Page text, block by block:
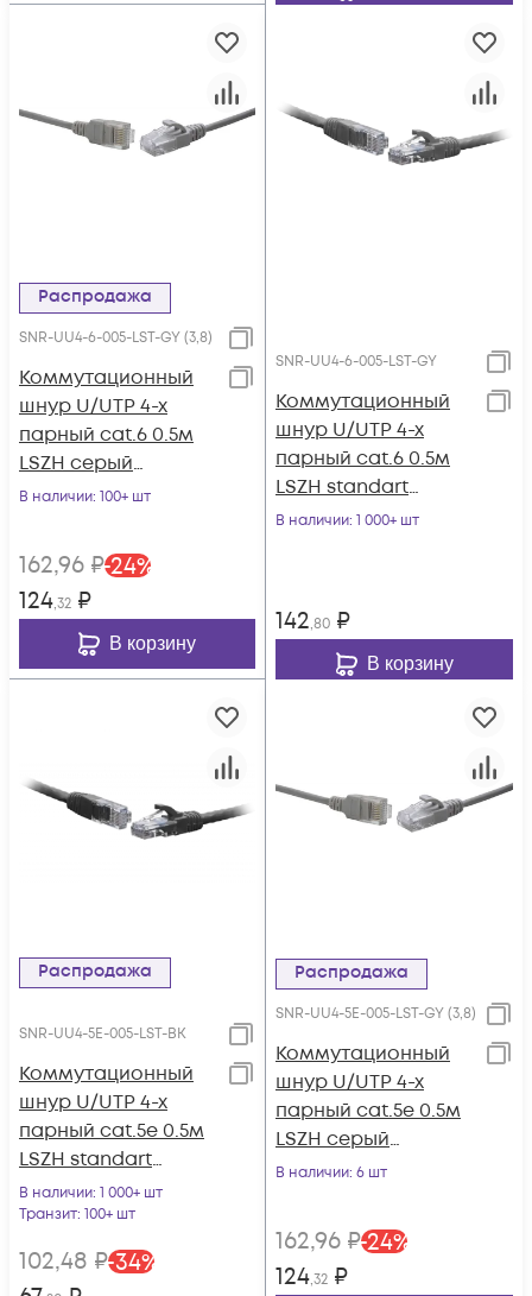
Распродажа
SNR-UU4-6-005-LST-GY (3,8)
Коммутационный
шнур U/UTP 4-х
парный cat.6 0.5м
LSZH серый
(диаметр 3,8 мм)
В наличии: 100+ шт
162,96 ₽-24%
124,32 ₽
В корзину
SNR-UU4-6-005-LST-GY
Коммутационный
шнур U/UTP 4-х
парный cat.6 0.5м
LSZH standart
серый
В наличии: 1 000+ шт
142,80 ₽
В корзину
Распродажа
SNR-UU4-5E-005-LST-BK
Коммутационный
шнур U/UTP 4-х
парный cat.5e 0.5м
LSZH standart
чёрный
В наличии: 1 000+ шт
Транзит: 100+ шт
102,48 ₽-34%
Распродажа
SNR-UU4-5E-005-LST-GY (3,8)
Коммутационный
шнур U/UTP 4-х
парный cat.5е 0.5м
LSZH серый
(диаметр 3,8 мм)
В наличии: 6 шт
162,96 ₽-24%
124,32 ₽